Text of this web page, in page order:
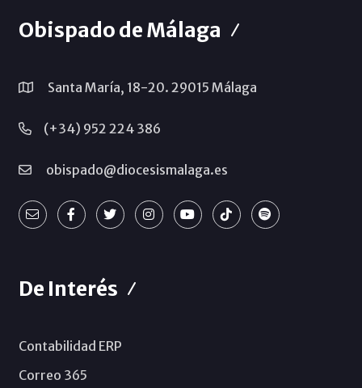
Obispado de Málaga
Santa María, 18-20. 29015 Málaga
(+34) 952 224 386
obispado@diocesismalaga.es
De Interés
Contabilidad ERP
Correo 365